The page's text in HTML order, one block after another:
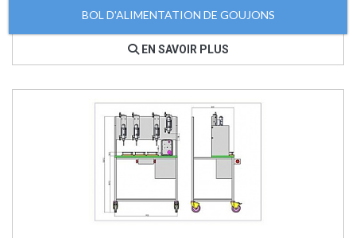
BOL D'ALIMENTATION DE GOUJONS
EN SAVOIR PLUS